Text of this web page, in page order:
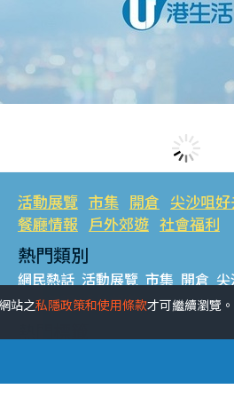
活動展覽 市集 開倉 尖沙咀
餐廳情報 戶外郊遊 社會福利
熱門類別
網民熱話 活動展覽 市集 開倉
餐廳情報 戶外郊遊
站之私隱政策和使用條款才可繼續瀏覽。